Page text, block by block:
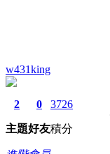
w431king
2
主題
0
好友
3726
積分